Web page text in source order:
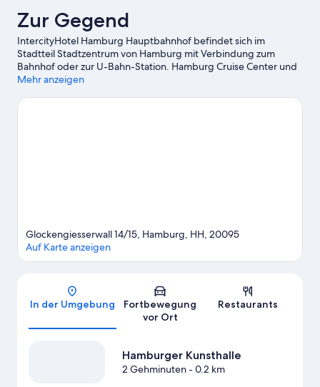
Zur Gegend
IntercityHotel Hamburg Hauptbahnhof befindet sich im
Stadtteil Stadtzentrum von Hamburg mit Verbindung zum
Bahnhof oder zur U-Bahn-Station. Hamburg Cruise Center und
St.-Pauli-Landungsbrücken sind einen Ausflug wert, wenn du
beliebte Attraktionen auf deiner Wunschliste stehen, kommst
Mehr anzeigen
Karte
Glockengiesserwall 14/15, Hamburg, HH, 20095
Auf Karte anzeigen
In der Umgebung
Fortbewegung
vor Ort
Restaurants
Hamburger Kunsthalle
2 Gehminuten- 0.2 km